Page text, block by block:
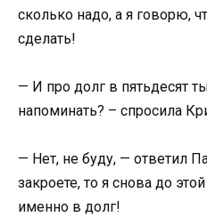
сколько надо, а я говорю,
сделать!
— И про долг в пятьдесят
напоминать? – спросила
— Нет, не буду, — ответил
закроете, то я снова до
именно в долг!